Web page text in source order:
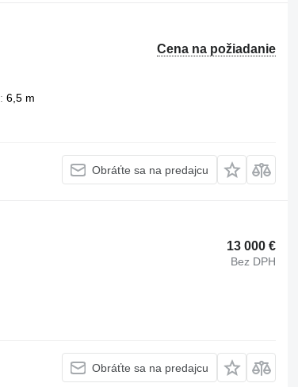
Cena na požiadanie
6,5 m
Obráťte sa na predajcu
13 000 €
Bez DPH
Obráťte sa na predajcu